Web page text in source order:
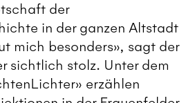
der
in der ganzen Altstadt
mich besonders», sagt der
sichtlich stolz. Unter dem
erzählen